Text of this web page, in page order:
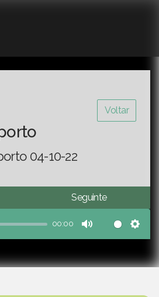
Voltar
04-10-22
Seguinte
00:00
Mute